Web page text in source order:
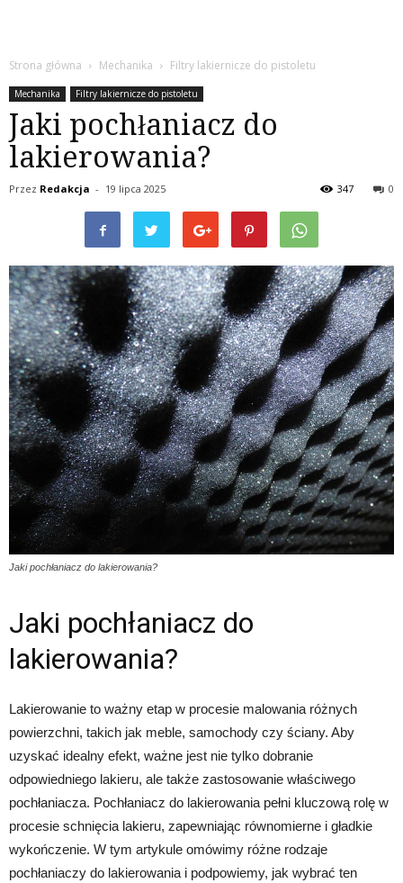
Strona główna Mechanika Filtry lakiernicze do pistoletu
Mechanika Filtry lakiernicze do pistoletu
Jaki pochłaniacz do
lakierowania?
Przez Redakcja - 19 lipca 2025 0
347
Jaki pochłaniacz do lakierowania?
Jaki pochłaniacz do
lakierowania?
Lakierowanie to ważny etap w procesie malowania różnych
powierzchni, takich jak meble, samochody czy ściany. Aby
uzyskać idealny efekt, ważne jest nie tylko dobranie
odpowiedniego lakieru, ale także zastosowanie właściwego
pochłaniacza. Pochłaniacz do lakierowania pełni kluczową rolę w
procesie schnięcia lakieru, zapewniając równomierne i gładkie
wykończenie. W tym artykule omówimy różne rodzaje
pochłaniaczy do lakierowania i podpowiemy, jak wybrać ten